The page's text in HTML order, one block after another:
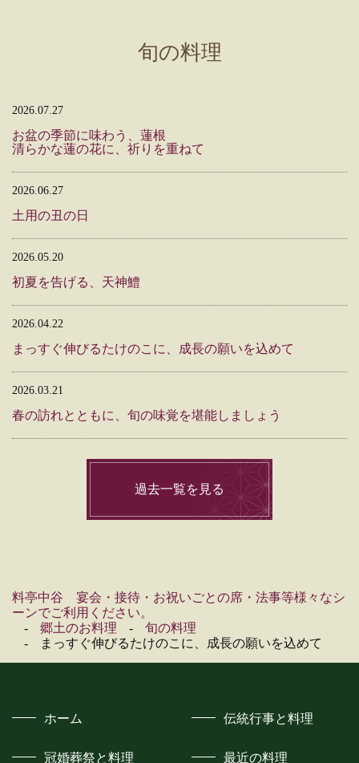
旬の料理
2026.07.27
お盆の季節に味わう、蓮根
清らかな蓮の花に、祈りを重ねて
2026.06.27
土用の丑の日
2026.05.20
初夏を告げる、天神鱧
2026.04.22
まっすぐ伸びるたけのこに、成長の願いを込めて
2026.03.21
春の訪れとともに、旬の味覚を堪能しましょう
過去一覧を見る
料亭中谷 宴会・接待・お祝いごとの席・法事等様々なシ
ーンでご利用ください。
郷土のお料理
旬の料理
まっすぐ伸びるたけのこに、成長の願いを込めて
ホーム 伝統行事と料理
冠婚葬祭と料理 最近の料理